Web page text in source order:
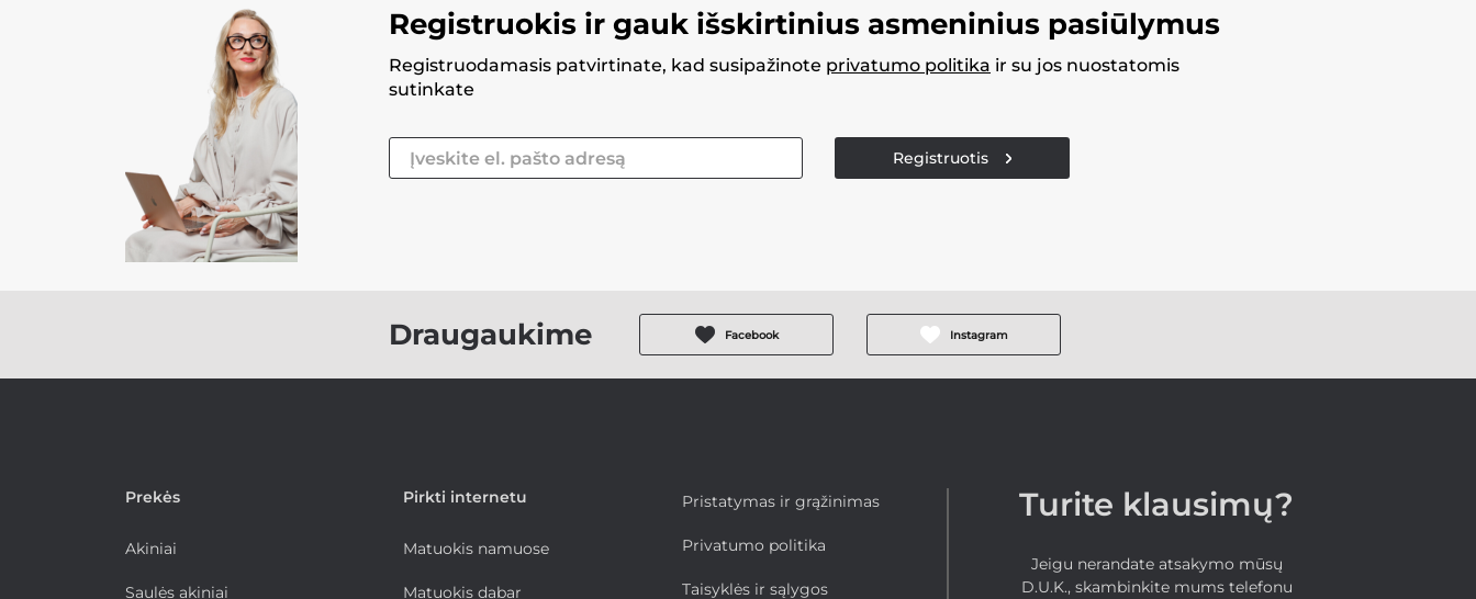
Registruokis ir gauk išskirtinius asmeninius pasiūlymus
Registruodamasis patvirtinate, kad susipažinote privatumo politika ir su jos nuostatomis
sutinkate
Registruotis
Draugaukime Facebook Instagram
Prekės
Akiniai
Saulės akiniai
Pirkti internetu
Matuokis namuose
Matuokis dabar
Pristatymas ir grąžinimas
Privatumo politika
Taisyklės ir sąlygos
Turite klausimų?
Jeigu nerandate atsakymo mūsų
D.U.K., skambinkite mums telefonu